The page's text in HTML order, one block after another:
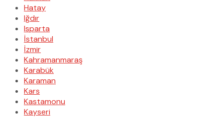
Hatay
Iğdır
Isparta
İstanbul
İzmir
Kahramanmaraş
Karabük
Karaman
Kars
Kastamonu
Kayseri